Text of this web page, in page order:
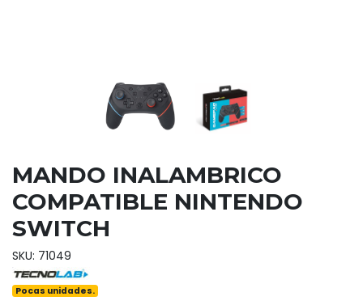
MANDO INALAMBRICO
COMPATIBLE NINTENDO
SWITCH
SKU: 71049
Pocas unidades.